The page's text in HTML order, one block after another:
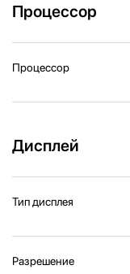
Процессор
Процессор
Дисплей
Тип дисплея
Разрешение